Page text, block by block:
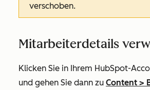
verschoben.
Mitarbeiterdetails
Klicken Sie in Ihrem HubSpot-
und gehen Sie dann zu Content >